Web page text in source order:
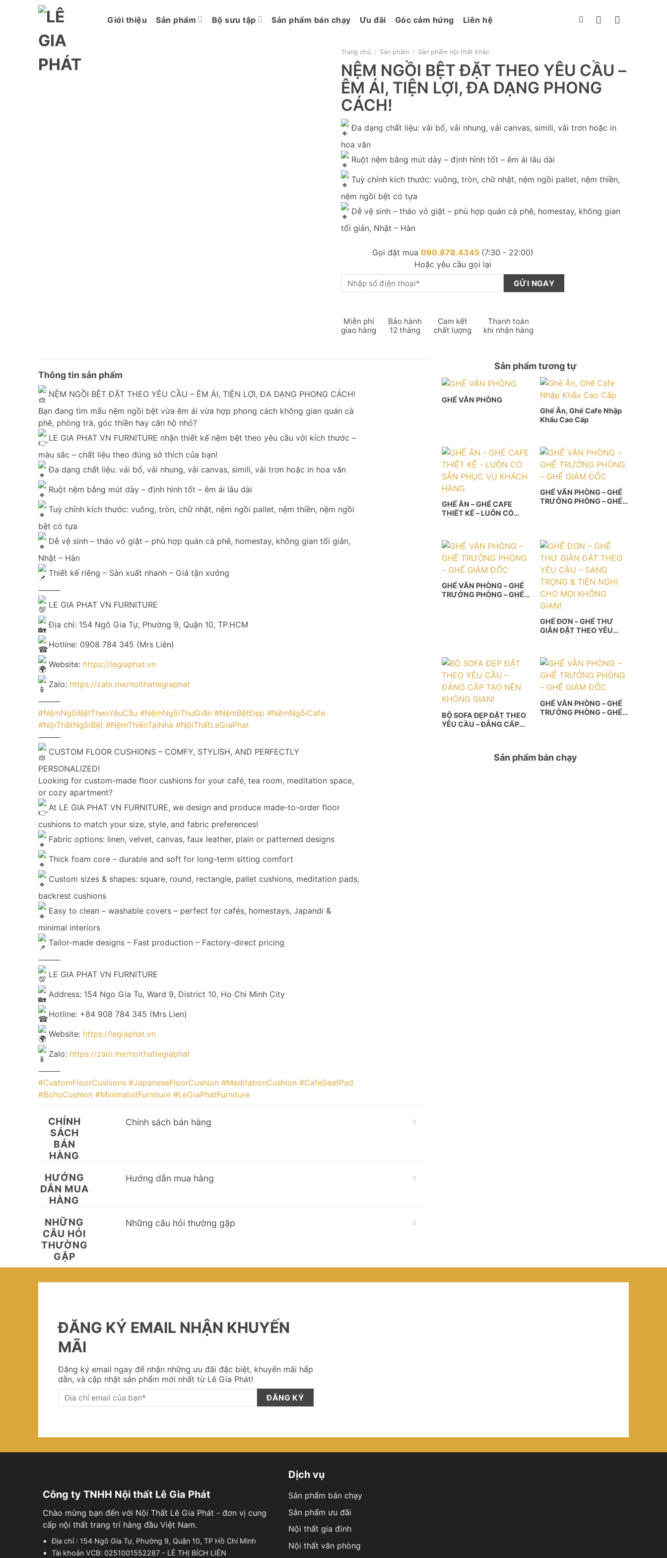
Giới thiệu Sản phẩm Bộ sưu tập Sản phẩm bán chạy Ưu đãi Góc cảm hứng Liên hệ
Trang chủ / Sản phẩm / Sản phẩm nội thất khác
NỆM NGỒI BỆT ĐẶT THEO YÊU CẦU –
ÊM ÁI, TIỆN LỢI, ĐA DẠNG PHONG
CÁCH!
Đa dạng chất liệu: vải bố, vải nhung, vải canvas, simili, vải trơn hoặc in
hoa văn
Ruột nệm bằng mút dày – định hình tốt – êm ái lâu dài
Tuỳ chỉnh kích thước: vuông, tròn, chữ nhật, nệm ngồi pallet, nệm thiền,
nệm ngồi bệt có tựa
Dễ vệ sinh – tháo vỏ giặt – phù hợp quán cà phê, homestay, không gian
tối giản, Nhật – Hàn
Gọi đặt mua 090.878.4345 (7:30 - 22:00)
Hoặc yêu cầu gọi lại
Miễn phí
giao hàng
Bảo hành
12 tháng
Cam kết
chất lượng
Thanh toán
khi nhận hàng
Thông tin sản phẩm
NỆM NGỒI BỆT ĐẶT THEO YÊU CẦU – ÊM ÁI, TIỆN LỢI, ĐA DẠNG PHONG CÁCH!
Bạn đang tìm mẫu nệm ngồi bệt vừa êm ái vừa hợp phong cách không gian quán cà
phê, phòng trà, góc thiền hay căn hộ nhỏ?
LE GIA PHAT VN FURNITURE nhận thiết kế nệm bệt theo yêu cầu với kích thước –
màu sắc – chất liệu theo đúng sở thích của bạn!
Đa dạng chất liệu: vải bố, vải nhung, vải canvas, simili, vải trơn hoặc in hoa văn
Ruột nệm bằng mút dày – định hình tốt – êm ái lâu dài
Tuỳ chỉnh kích thước: vuông, tròn, chữ nhật, nệm ngồi pallet, nệm thiền, nệm ngồi
bệt có tựa
Dễ vệ sinh – tháo vỏ giặt – phù hợp quán cà phê, homestay, không gian tối giản,
Nhật – Hàn
Thiết kế riêng – Sản xuất nhanh – Giá tận xưởng
⸻
LE GIA PHAT VN FURNITURE
Địa chỉ: 154 Ngô Gia Tự, Phường 9, Quận 10, TP.HCM
Hotline: 0908 784 345 (Mrs Liên)
Website: https://legiaphat.vn
Zalo: https://zalo.me/noithatlegiaphat
⸻
#NệmNgồiBệtTheoYêuCầu #NệmNgồiThưGiãn #NệmBệtĐẹp #NệmNgồiCafe
#NộiThấtNgồiBệt #NệmThiềnTạiNhà #NộiThấtLeGiaPhat
⸻
CUSTOM FLOOR CUSHIONS – COMFY, STYLISH, AND PERFECTLY
PERSONALIZED!
Looking for custom-made floor cushions for your café, tea room, meditation space,
or cozy apartment?
At LE GIA PHAT VN FURNITURE, we design and produce made-to-order floor
cushions to match your size, style, and fabric preferences!
Fabric options: linen, velvet, canvas, faux leather, plain or patterned designs
Thick foam core – durable and soft for long-term sitting comfort
Custom sizes & shapes: square, round, rectangle, pallet cushions, meditation pads,
backrest cushions
Easy to clean – washable covers – perfect for cafés, homestays, Japandi &
minimal interiors
Tailor-made designs – Fast production – Factory-direct pricing
⸻
LE GIA PHAT VN FURNITURE
Address: 154 Ngo Gia Tu, Ward 9, District 10, Ho Chi Minh City
Hotline: +84 908 784 345 (Mrs Lien)
Website: https://legiaphat.vn
Zalo: https://zalo.me/noithatlegiaphat
⸻
#CustomFloorCushions #JapaneseFloorCushion #MeditationCushion #CafeSeatPad
#BohoCushion #MinimalistFurniture #LeGiaPhatFurniture
CHÍNH
SÁCH
BÁN
HÀNG
Chính sách bán hàng
HƯỚNG
DẪN MUA
HÀNG
Hướng dẫn mua hàng
NHỮNG
CÂU HỎI
THƯỜNG
GẶP
Những câu hỏi thường gặp
Sản phẩm tương tự
GHẾ VĂN PHÒNG
Ghế Ăn, Ghế Cafe Nhập
Khẩu Cao Cấp
GHẾ ĂN – GHẾ CAFE
THIẾT KẾ – LUÔN CÓ
GHẾ VĂN PHÒNG – GHẾ
TRƯỞNG PHÒNG – GHẾ
GHẾ VĂN PHÒNG – GHẾ
TRƯỞNG PHÒNG – GHẾ
GHẾ ĐƠN – GHẾ THƯ
GIÃN ĐẶT THEO YÊU
KHÔNG GIAN!
BỘ SOFA ĐẸP ĐẶT THEO
YÊU CẦU – ĐẲNG CẤP
GHẾ VĂN PHÒNG – GHẾ
TRƯỞNG PHÒNG – GHẾ
Sản phẩm bán chạy
ĐĂNG KÝ EMAIL NHẬN KHUYẾN
MÃI
Đăng ký email ngay để nhận những ưu đãi đặc biệt, khuyến mãi hấp
dẫn, và cập nhật sản phẩm mới nhất từ Lê Gia Phát!
Công ty TNHH Nội thất Lê Gia Phát
Chào mừng bạn đến với Nội Thất Lê Gia Phát - đơn vị cung
cấp nội thất trang trí hàng đầu Việt Nam.
Địa chỉ : 154 Ngô Gia Tự, Phường 9, Quận 10, TP Hồ Chí Minh
Tài khoản VCB: 0251001552287 - LÊ THỊ BÍCH LIÊN
Dịch vụ
Sản phẩm bán chạy
Sản phẩm ưu đãi
Nội thất gia đình
Nội thất văn phòng